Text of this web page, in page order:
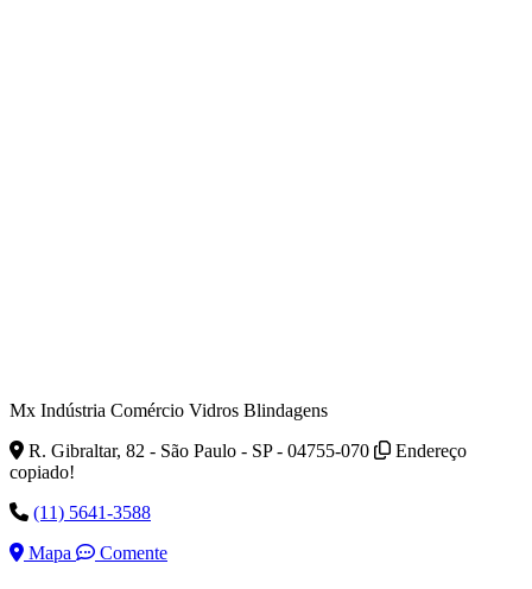
Mx Indústria Comércio Vidros Blindagens
R. Gibraltar, 82 - São Paulo - SP - 04755-070
Endereço
copiado!
(11) 5641-3588
Mapa
Comente